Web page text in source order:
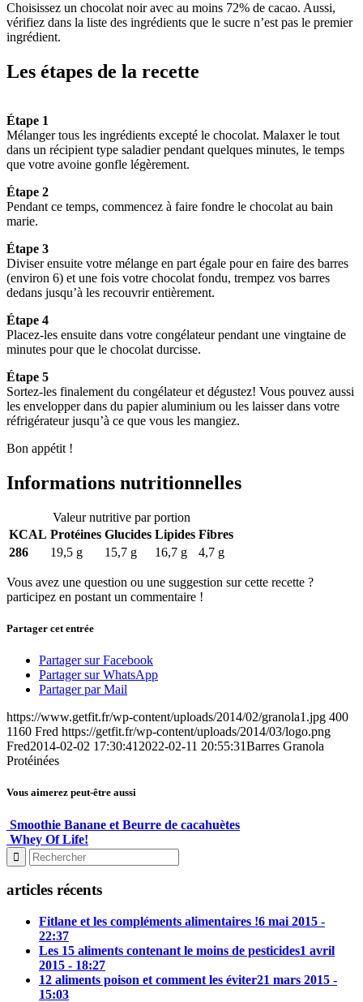
Choisissez un chocolat noir avec au moins 72% de cacao. Aussi,
vérifiez dans la liste des ingrédients que le sucre n’est pas le premier
ingrédient.
Les étapes de la recette
Étape 1
Mélanger tous les ingrédients excepté le chocolat. Malaxer le tout
dans un récipient type saladier pendant quelques minutes, le temps
que votre avoine gonfle légèrement.
Étape 2
Pendant ce temps, commencez à faire fondre le chocolat au bain
marie.
Étape 3
Diviser ensuite votre mélange en part égale pour en faire des barres
(environ 6) et une fois votre chocolat fondu, trempez vos barres
dedans jusqu’à les recouvrir entièrement.
Étape 4
Placez-les ensuite dans votre congélateur pendant une vingtaine de
minutes pour que le chocolat durcisse.
Étape 5
Sortez-les finalement du congélateur et dégustez! Vous pouvez aussi
les envelopper dans du papier aluminium ou les laisser dans votre
réfrigérateur jusqu’à ce que vous les mangiez.
Bon appétit !
Informations nutritionnelles
Valeur nutritive par portion
KCAL Protéines Glucides Lipides Fibres
286
19,5 g 15,7 g 16,7 g 4,7 g
Vous avez une question ou une suggestion sur cette recette ?
participez en postant un commentaire !
Partager cet entrée
Partager sur Facebook
Partager sur WhatsApp
Partager par Mail
https://www.getfit.fr/wp-content/uploads/2014/02/granola1.jpg 400
1160 Fred https://getfit.fr/wp-content/uploads/2014/03/logo.png
Fred2014-02-02 17:30:41 2022-02-11 20:55:31Barres Granola
Protéinées
Vous aimerez peut-être aussi
Smoothie Banane et Beurre de cacahuètes
Whey Of Life!
articles récents
Fitlane et les compléments alimentaires !6 mai 2015 -
22:37
Les 15 aliments contenant le moins de pesticides1 avril
2015 - 18:27
12 aliments poison et comment les éviter21 mars 2015 -
15:03